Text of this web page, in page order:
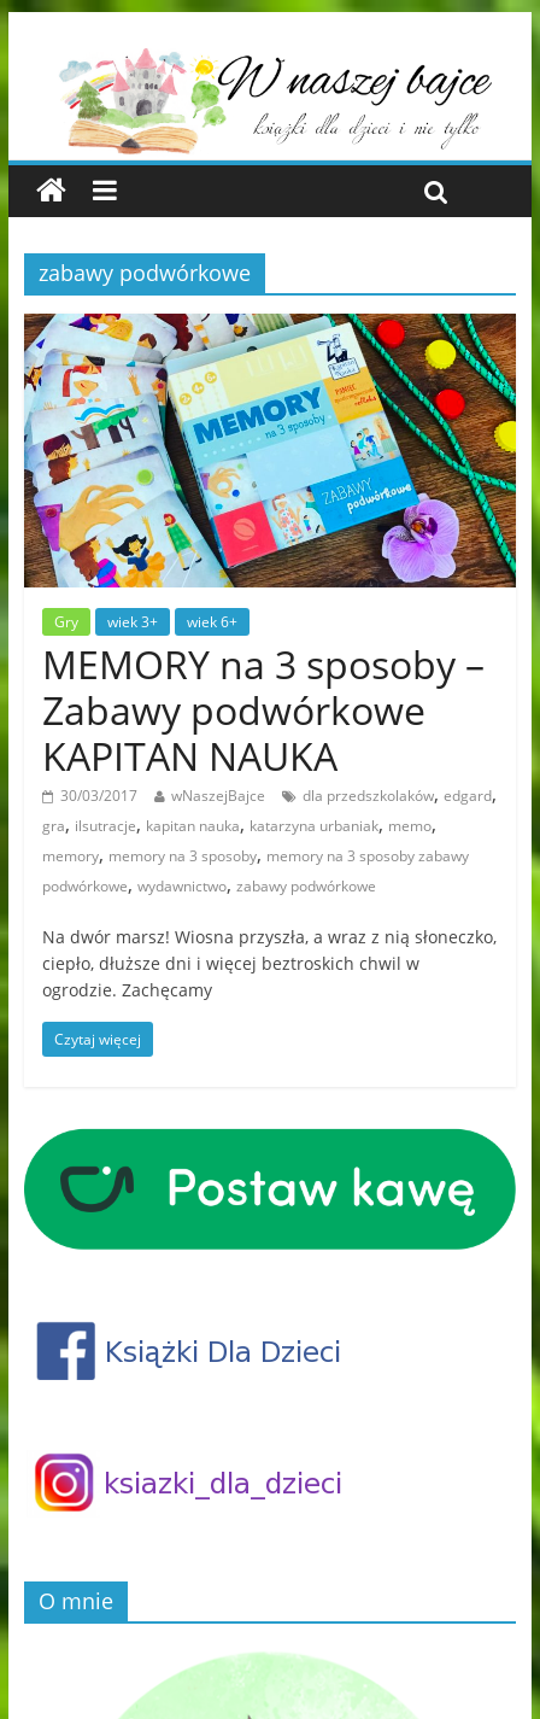
zabawy podwórkowe
Gry wiek 3+ wiek 6+
MEMORY na 3 sposoby –
Zabawy podwórkowe
KAPITAN NAUKA
30/03/2017 wNaszejBajce dla przedszkolaków, edgard,
gra, ilsutracje, kapitan nauka, katarzyna urbaniak, memo,
memory, memory na 3 sposoby, memory na 3 sposoby zabawy
podwórkowe, wydawnictwo, zabawy podwórkowe
Na dwór marsz! Wiosna przyszła, a wraz z nią słoneczko,
ciepło, dłuższe dni i więcej beztroskich chwil w
ogrodzie. Zachęcamy
Czytaj więcej
O mnie